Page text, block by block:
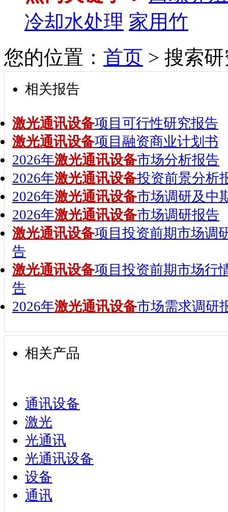
冷却水处理 家用竹
您的位置： 首页 > 搜索
相关报告
激光通讯设备项目可行性研究报告
激光通讯设备项目融资商业计划书
2026年激光通讯设备市场分析报告
2026年激光通讯设备投资前景分析
2026年激光通讯设备市场调研及中
2026年激光通讯设备市场调研报告
激光通讯设备项目投资前期市场调
告
激光通讯设备项目投资前期市场行
告
2026年激光通讯设备市场需求调研
相关产品
通讯设备
激光
光通讯
光通讯设备
设备
通讯